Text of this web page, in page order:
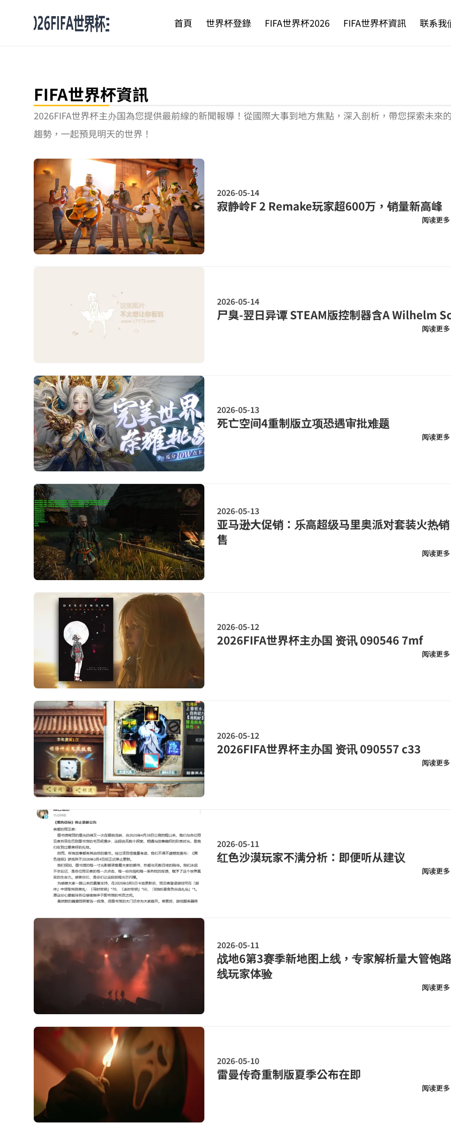
首頁 世界杯登錄 FIFA世界杯2026 FIFA世界杯資訊 联系我
FIFA世界杯資訊
2026FIFA世界杯主办国為您提供最前線的新聞報導！從國際大事到地方焦點，深入剖析，帶您探索未來
趨勢，一起預見明天的世界！
2026-05-14
寂静岭F 2 Remake玩家超600万，销量新高峰
阅读更多
2026-05-14
尸臭-翌日异谭 STEAM版控制器含A Wilhelm
阅读更多
2026-05-13
死亡空间4重制版立项恐遇审批难题
阅读更多
2026-05-13
亚马逊大促销：乐高超级马里奥派对套装火热销
售
阅读更多
2026-05-12
2026FIFA世界杯主办国 资讯 090546 7mf
阅读更多
2026-05-12
2026FIFA世界杯主办国 资讯 090557 c33
阅读更多
2026-05-11
红色沙漠玩家不满分析：即便听从建议
阅读更多
2026-05-11
战地6第3赛季新地图上线，专家解析量大管饱路
线玩家体验
阅读更多
2026-05-10
雷曼传奇重制版夏季公布在即
阅读更多